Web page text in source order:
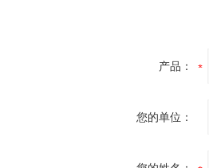
产品：
您的单位：